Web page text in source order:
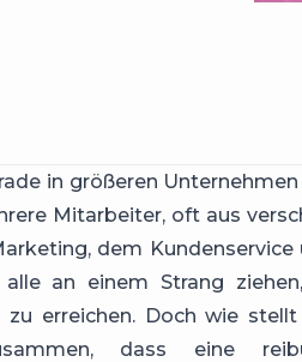
in größeren
Mitarbeiter, oft aus
dem Kundenservice
an einem Strang
zu erreichen. Doch wie
dass eine